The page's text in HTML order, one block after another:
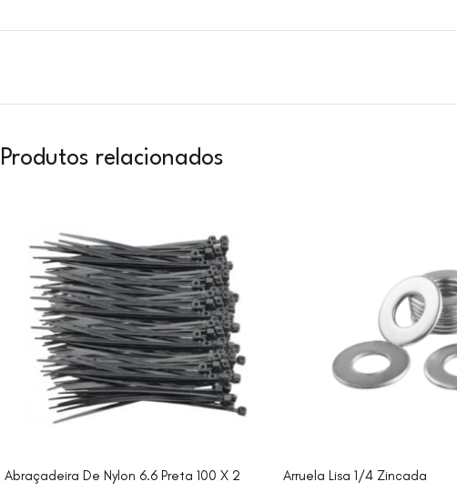
Produtos relacionados
Abraçadeira De Nylon 6.6 Preta 100 X 2 Arruela Lisa 1/4 Zincada